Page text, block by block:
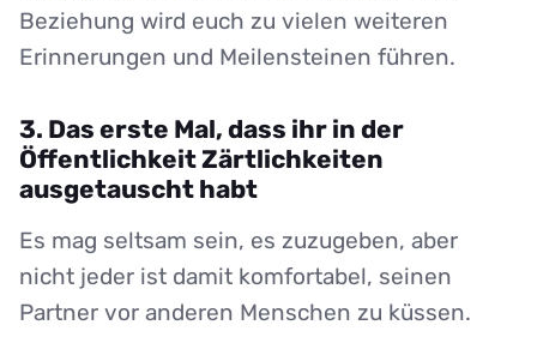
Beziehung wird euch zu vielen weiteren
Erinnerungen und Meilensteinen führen.
3. Das erste Mal, dass ihr in der
Öffentlichkeit Zärtlichkeiten
ausgetauscht habt
Es mag seltsam sein, es zuzugeben, aber
nicht jeder ist damit komfortabel, seinen
Partner vor anderen Menschen zu küssen.